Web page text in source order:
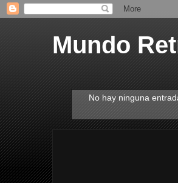
Mundo
No hay ninguna